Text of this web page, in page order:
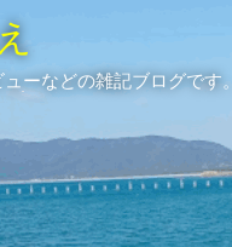
ーなどの雑記ブログです。